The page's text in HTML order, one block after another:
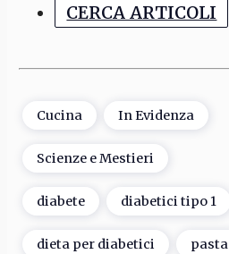
CERCA ARTICOLI
Cucina In Evidenza
Scienze e Mestieri
diabete diabetici tipo 1
dieta per diabetici pasta